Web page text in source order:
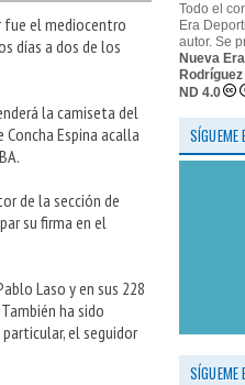
fue el mediocentro
días a dos de los
la camiseta del
Espina acalla
de la sección de
su firma en el
Laso y en sus 228
ha sido
el seguidor
Todo el
Era
autor. Se
Nueva
ND 4.0
SÍGUEME
SÍGUEME